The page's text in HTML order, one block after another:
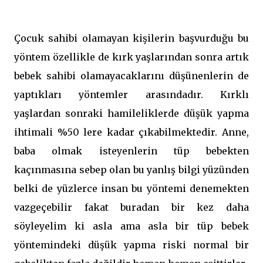
Çocuk sahibi olamayan kişilerin başvurduğu bu
yöntem özellikle de kırk yaşlarından sonra artık
bebek sahibi olamayacaklarını düşünenlerin de
yaptıkları yöntemler arasındadır. Kırklı
yaşlardan sonraki hamileliklerde düşük yapma
ihtimali %50 lere kadar çıkabilmektedir. Anne,
baba olmak isteyenlerin tüp bebekten
kaçınmasına sebep olan bu yanlış bilgi yüzünden
belki de yüzlerce insan bu yöntemi denemekten
vazgeçebilir fakat buradan bir kez daha
söyleyelim ki asla ama asla bir tüp bebek
yöntemindeki düşük yapma riski normal bir